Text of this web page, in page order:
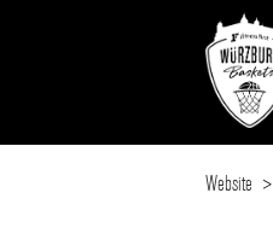
Website